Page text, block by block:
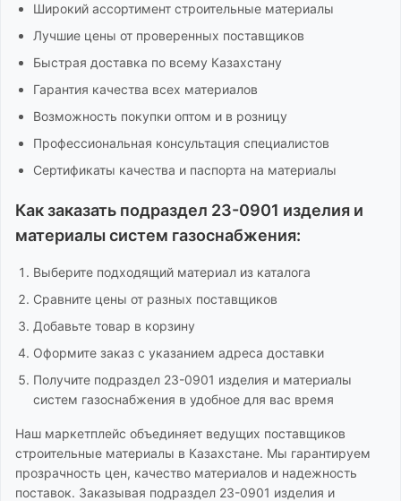
Широкий ассортимент строительные материалы
Лучшие цены от проверенных поставщиков
Быстрая доставка по всему Казахстану
Гарантия качества всех материалов
Возможность покупки оптом и в розницу
Профессиональная консультация специалистов
Сертификаты качества и паспорта на материалы
Как заказать подраздел 23-0901 изделия и
материалы систем газоснабжения:
Выберите подходящий материал из каталога
Сравните цены от разных поставщиков
Добавьте товар в корзину
Оформите заказ с указанием адреса доставки
Получите подраздел 23-0901 изделия и материалы
систем газоснабжения в удобное для вас время
Наш маркетплейс объединяет ведущих поставщиков
строительные материалы в Казахстане. Мы гарантируем
прозрачность цен, качество материалов и надежность
поставок. Заказывая подраздел 23-0901 изделия и